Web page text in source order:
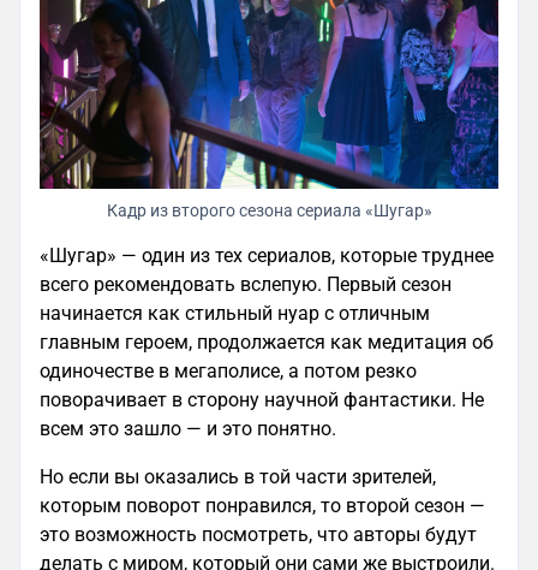
Кадр из второго сезона сериала «Шугар»
«Шугар» — один из тех сериалов, которые труднее
всего рекомендовать вслепую. Первый сезон
начинается как стильный нуар с отличным
главным героем, продолжается как медитация об
одиночестве в мегаполисе, а потом резко
поворачивает в сторону научной фантастики. Не
всем это зашло — и это понятно.
Но если вы оказались в той части зрителей,
которым поворот понравился, то второй сезон —
это возможность посмотреть, что авторы будут
делать с миром, который они сами же выстроили.